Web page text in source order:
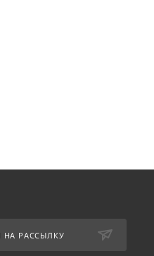
НА РАССЫЛКУ